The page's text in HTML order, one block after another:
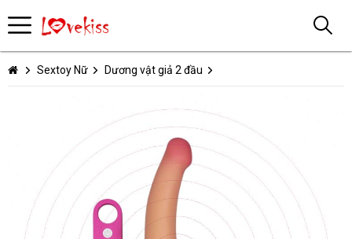
Sextoy Nữ Dương vật giả 2 đầu